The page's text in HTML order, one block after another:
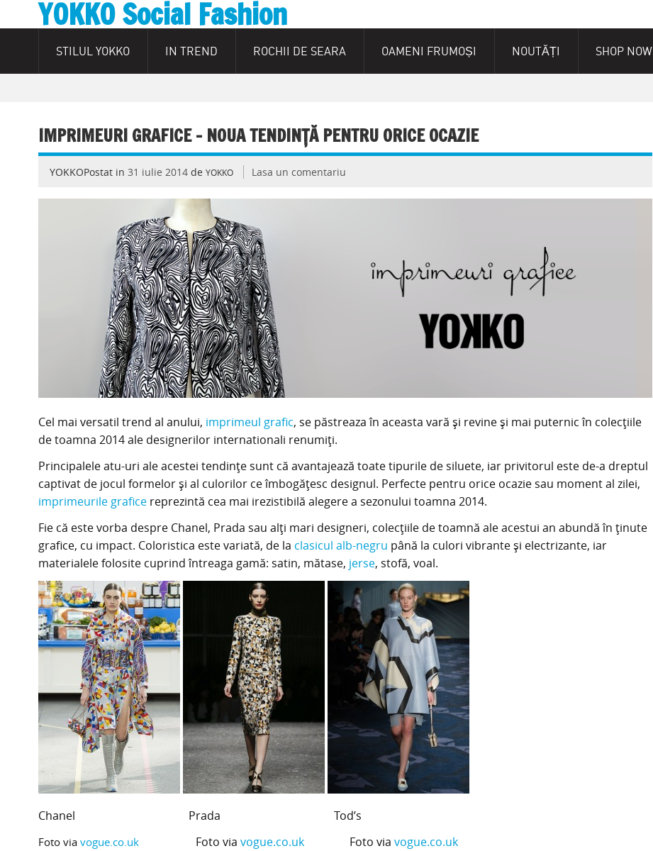
YOKKO Social Fashion
STILUL YOKKO IN TREND ROCHII DE SEARA OAMENI FRUMOȘI NOUTĂȚI SHOP NOW
IMPRIMEURI GRAFICE – NOUA TENDINŢĂ PENTRU ORICE OCAZIE
YOKKOPostat in 31 iulie 2014de YOKKO Lasa un comentariu
Cel mai versatil trend al anului, imprimeul grafic, se păstreaza în aceasta vară şi revine şi mai puternic în colecţiile
de toamna 2014 ale designerilor internationali renumiţi.
Principalele atu-uri ale acestei tendinţe sunt că avantajează toate tipurile de siluete, iar privitorul este de-a dreptul
captivat de jocul formelor şi al culorilor ce îmbogăţesc designul. Perfecte pentru orice ocazie sau moment al zilei,
imprimeurile graficereprezintă cea mai irezistibilă alegere a sezonului toamna 2014.
Fie că este vorba despre Chanel, Prada sau alţi mari designeri, colecţiile de toamnă ale acestui an abundă în ţinute
grafice, cu impact. Coloristica este variată, de la clasicul alb-negru până la culori vibrante şi electrizante, iar
materialele folosite cuprind întreaga gamă: satin, mătase, jerse, stofă, voal.
Chanel Prada Tod’s
Foto via vogue.co.uk Foto via vogue.co.ukFoto via vogue.co.uk